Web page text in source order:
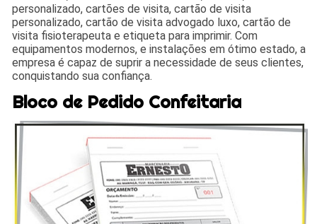
personalizado, cartões de visita, cartão de visita
personalizado, cartão de visita advogado luxo, cartão de
visita fisioterapeuta e etiqueta para imprimir. Com
equipamentos modernos, e instalações em ótimo estado, a
empresa é capaz de suprir a necessidade de seus clientes,
conquistando sua confiança.
Bloco de Pedido Confeitaria